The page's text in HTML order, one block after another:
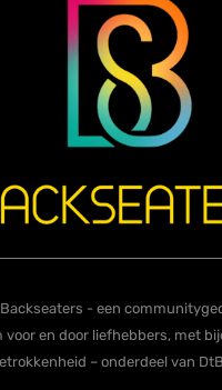
- een
voor en door liefhebbers, met
– onderdeel van